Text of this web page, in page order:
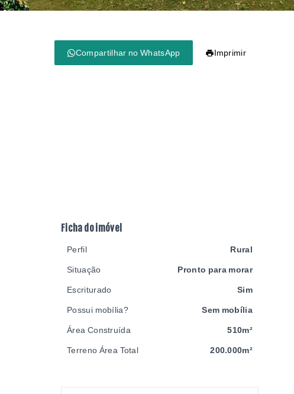
Compartilhar no WhatsApp Imprimir
Ficha do imóvel
Perfil Rural
Situação Pronto para morar
Escriturado Sim
Possui mobília? Sem mobília
Área Construída 510m²
Terreno Área Total 200.000m²